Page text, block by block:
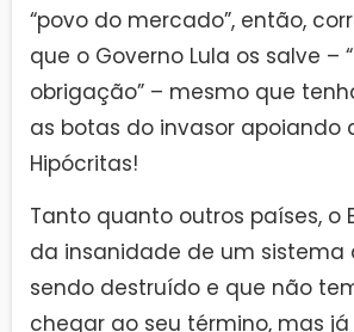
“povo do mercado”, então,
que o Governo Lula os salve –
obrigação” – mesmo que
as botas do invasor apoiando
Hipócritas!
Tanto quanto outros países, o
da insanidade de um sistema
sendo destruído e que não
chegar ao seu término, mas